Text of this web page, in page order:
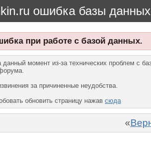
ошибка базы данных
при работе с базой данных.
момент из-за технических проблем с
за причиненные неудобства.
обновить страницу нажав сюда
«